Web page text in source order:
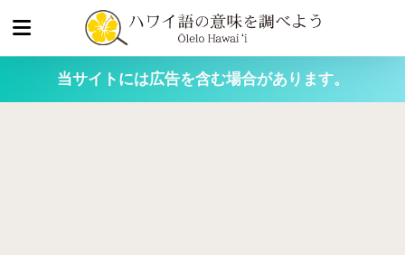
当サイトには広告を含む場合があります。